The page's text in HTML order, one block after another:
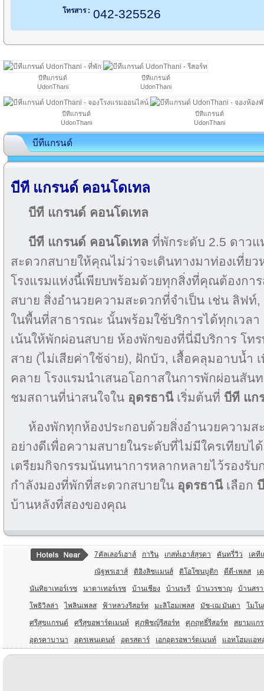
โทรสาร : 042-325526
บีทีแกรนด์
UdonThani
บีทีแกรนด์
UdonThani
บีทีแกรนด์
UdonThani
บีทีแกรนด์
UdonThani
บีทีแกรนด์
บีที แกรนด์ คอนโดเทล
บีที แกรนด์ คอนโดเทล
บีที แกรนด์ คอนโดเทล ที่พักระดับ 2.5 ดาว
สะดวกสบายให้คุณไม่ว่าจะเดินทางมาท่องเที่ย
โรงแรมแห่งนี้เพียบพร้อมด้วยทุกสิ่งที่คุณต้องกา
สบาย สิ่งอำนวยความสะดวกที่จำเป็น เช่น ลิฟท์
ในพื้นที่สาธารณะ นั้นพร้อมใช้บริการได้ทุกเวล
เน้นให้พักผ่อนสบาย ห้องพักของที่นี่มีบริการ โท
สาย (ไม่เสียค่าใช้จ่าย), ฝักบัว, เสื้อคลุมอาบน้ำ
คลาย โรงแรมนำเสนอโอกาสในการพักผ่อนสัน
ชมสถานที่น่าสนใจใน อุดรธานี เริ่มต้นที่ บีที แก
ห้องพักทุกห้องประกอบด้วยสิ่งอำนวยความส
อย่างดีเพื่อความสบายในระดับที่ไม่มีใครเทียบไ
เตรียมกิจกรรมนันทนาการหลากหลายไว้รองรั
กำลังมองที่พักที่สะดวกสบายใน อุดรธานีเลือก
บ้านหลังที่สองของคุณ
7คัลเลอร์เฮาส์ การิน เกสท์เฮาส์สุรดา คันทรี่วิว เคที
ณัฐพรเฮาส์ ดิอิงลิชแมนส์ ดิโอโซนบูติก ดีดี-เพลส เ
นันทิยาเทอร์เรซ นาตาเทอร์เรซ บ้านเชียง บ้านระรี บ้านวรชาญ บ้านสร
โพธิวิลล่า ไพลินเพลส ฟ้าหลวงรีสอร์ท มะลิโฮมเพลส มัช-เฌ มันตา โมโน
ศรีสุขแกรนด์ ศรีสุขอพาร์ตเมนท์ ศุภพิชญ์รีสอร์ท ศุภฤทธิ์รีสอร์ท สยามแก
อุดรคาบานา อุดรเพนเดนท์ อุดรสตาร์ เอกอุดรอพาร์ตเมนท์ แอทโฮมแอท